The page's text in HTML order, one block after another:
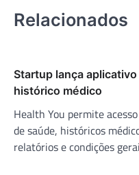
Relacionados
Startup lança
histórico médico
Health You permite
de saúde, históricos
relatórios e condições